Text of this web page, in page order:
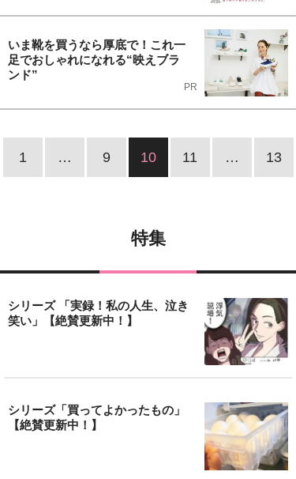
いま靴を買うなら厚底で！これ一
足でおしゃれになれる“映えブラ
ンド”
PR
1 … 9 10 11 … 13
特集
シリーズ 「実録！私の人生、泣き
笑い」【絶賛更新中！】
シリーズ「買ってよかったもの」
【絶賛更新中！】